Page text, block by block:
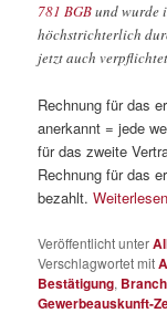
781 BGBund wurde
höchstrichterlich
jetzt auch
Rechnung für das
anerkannt = jede
für das zweite
Rechnung für das
bezahlt.Weiterlesen
Veröffentlicht unter
Verschlagwortet mit
Bestätigung,
Gewerbeauskunft-